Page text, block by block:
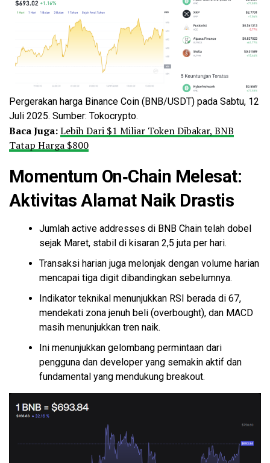
Pergerakan harga Binance Coin (BNB/USDT) pada Sabtu, 12
Juli 2025. Sumber: Tokocrypto.
Baca Juga:Lebih Dari $1 Miliar Token Dibakar, BNB
Tatap Harga $800
Momentum On‑Chain Melesat:
Aktivitas Alamat Naik Drastis
Jumlah active addresses di BNB Chain telah dobel
sejak Maret, stabil di kisaran 2,5 juta per hari.
Transaksi harian juga melonjak dengan volume harian
mencapai tiga digit dibandingkan sebelumnya.
Indikator teknikal menunjukkan RSI berada di 67,
mendekati zona jenuh beli (overbought), dan MACD
masih menunjukkan tren naik.
Ini menunjukkan gelombang permintaan dari
pengguna dan developer yang semakin aktif dan
fundamental yang mendukung breakout.